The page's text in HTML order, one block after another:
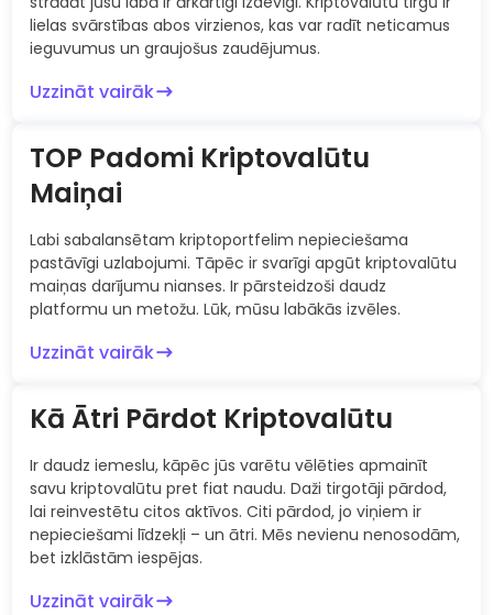
lielas svārstības abos virzienos, kas var radīt neticamus
ieguvumus un graujošus zaudējumus.
Uzzināt vairāk
TOP Padomi Kriptovalūtu
Maiņai
Labi sabalansētam kriptoportfelim nepieciešama
pastāvīgi uzlabojumi. Tāpēc ir svarīgi apgūt kriptovalūtu
maiņas darījumu nianses. Ir pārsteidzoši daudz
platformu un metožu. Lūk, mūsu labākās izvēles.
Uzzināt vairāk
Kā Ātri Pārdot Kriptovalūtu
Ir daudz iemeslu, kāpēc jūs varētu vēlēties apmainīt
savu kriptovalūtu pret fiat naudu. Daži tirgotāji pārdod,
lai reinvestētu citos aktīvos. Citi pārdod, jo viņiem ir
nepieciešami līdzekļi – un ātri. Mēs nevienu nenosodām,
bet izklāstām iespējas.
Uzzināt vairāk